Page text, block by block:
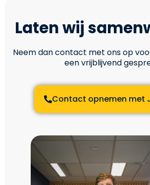
Laten wij
Neem dan contact met ons op
een vrijblijvend
Contact opnemen met